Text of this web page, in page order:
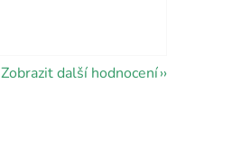
Zobrazit další hodnocení